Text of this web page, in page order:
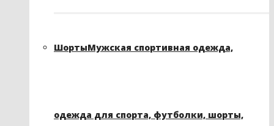
ШортыМужская спортивная одежда,
одежда для спорта, футболки, шорты,